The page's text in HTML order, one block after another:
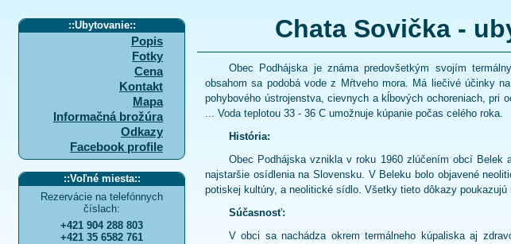
::Ubytovanie::
Popis
Fotky
Cena
Kontakt
Mapa
Informačná brožúra
Odkazy
Facebook profile
::Voľné miesta::
Rezervácie na telefónnych
číslach:
+421 904 288 803
+421 35 6582 761
Chata Sovička -
Obec Podhájska je známa predovšetkým svojím
obsahom sa podobá vode z Mŕtveho mora. Má liečivé účinky
pohybového ústrojenstva, cievnych a kĺbových ochoreniach, pri
... Voda teplotou 33 - 36 C umožnuje kúpanie počas celého roka.
História:
Obec Podhájska vznikla v roku 1960 zlúčením obcí Belek
najstaršie osídlenia na Slovensku. V Beleku bolo objavené
potiskej kultúry, a neolitické sídlo. Všetky tieto dôkazy
Súčasnosť:
V obci sa nachádza okrem termálneho kúpaliska aj